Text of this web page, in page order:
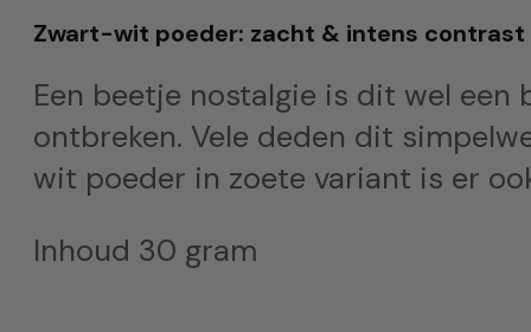
Zwart-wit poeder: zacht & intens contrast
Een beetje nostalgie is dit wel een
ontbreken. Vele deden dit
wit poeder in zoete variant is er
Inhoud 30 gram